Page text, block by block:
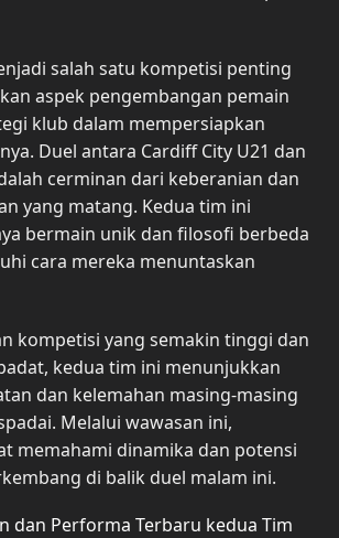
salah satu kompetisi penting
aspek pengembangan pemain
klub dalam mempersiapkan
Duel antara Cardiff City U21 dan
cerminan dari keberanian dan
yang matang. Kedua tim ini
bermain unik dan filosofi berbeda
cara mereka menuntaskan
kompetisi yang semakin tinggi dan
kedua tim ini menunjukkan
dan kelemahan masing-masing
Melalui wawasan ini,
memahami dinamika dan potensi
di balik duel malam ini.
dan Performa Terbaru kedua Tim